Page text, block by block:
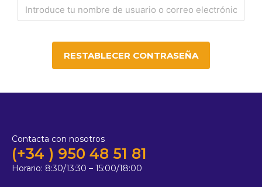
Contacta con nosotros
(+34 ) 950 48 51 81
Horario: 8:30/13:30 – 15:00/18:00